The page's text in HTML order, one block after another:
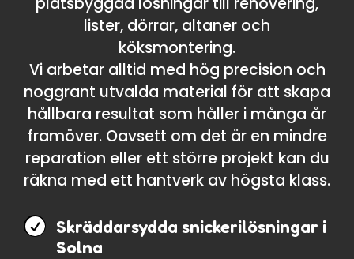
lister, dörrar, altaner och
köksmontering.
Vi arbetar alltid med hög precision och
noggrant utvalda material för att skapa
hållbara resultat som håller i många år
framöver. Oavsett om det är en mindre
reparation eller ett större projekt kan du
räkna med ett hantverk av högsta klass.
 Skräddarsydda snickerilösningar i
Solna